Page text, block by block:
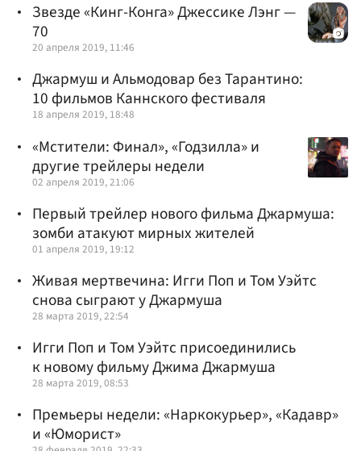
Звезде «Кинг-Конга» Джессике Лэнг —
70
20 апреля 2019, 11:46
Джармуш и Альмодовар без Тарантино:
10 фильмов Каннского фестиваля
18 апреля 2019, 18:48
«Мстители: Финал», «Годзилла» и
другие трейлеры недели
02 апреля 2019, 21:06
Первый трейлер нового фильма Джармуша:
зомби атакуют мирных жителей
01 апреля 2019, 19:12
Живая мертвечина: Игги Поп и Том Уэйтс
снова сыграют у Джармуша
28 марта 2019, 22:54
Игги Поп и Том Уэйтс присоединились
к новому фильму Джима Джармуша
28 марта 2019, 08:53
Премьеры недели: «Наркокурьер», «Кадавр»
и «Юморист»